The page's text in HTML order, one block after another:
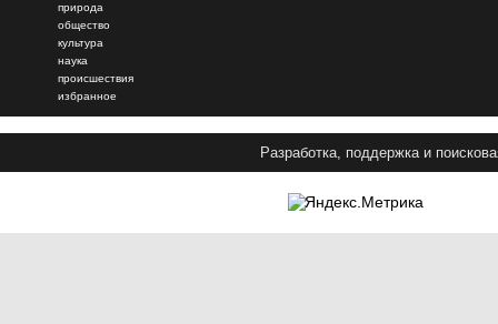
природа
общество
культура
наука
происшествия
избранное
Разработка, поддержка и